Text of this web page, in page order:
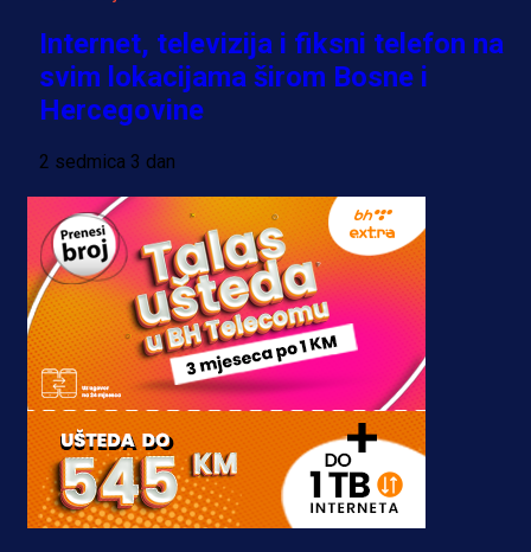
Internet, televizija i fiksni telefon na
svim lokacijama širom Bosne i
Hercegovine
2 sedmica 3 dan